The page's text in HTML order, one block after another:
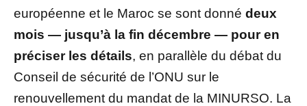
européenne et le Maroc se sont donné deux
mois — jusqu’à la fin décembre — pour en
préciser les détails, en parallèle du débat du
Conseil de sécurité de l’ONU sur le
renouvellement du mandat de la MINURSO. La